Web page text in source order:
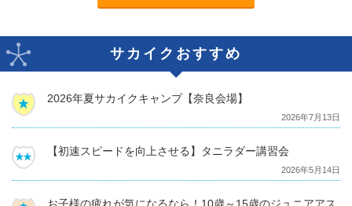
サカイクおすすめ
2026年夏サカイクキャンプ【奈良会場】
2026年7月13日
【初速スピードを向上させる】タニラダー講習会
2026年5月14日